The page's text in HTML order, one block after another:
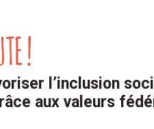
!
l’inclusion
aux valeurs